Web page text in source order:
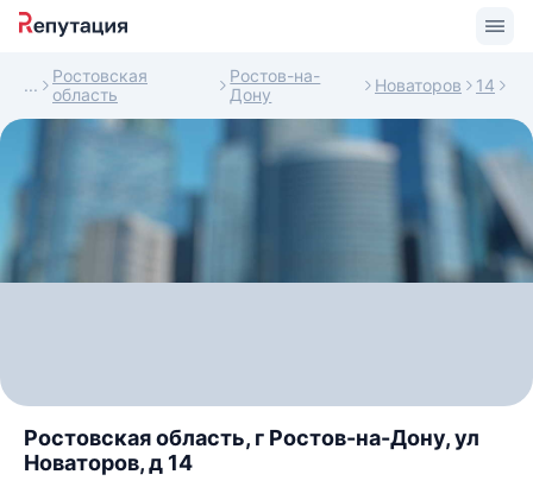
Ростовская
область
Ростов-на-
Дону
Новаторов 14
Ростовская область, г Ростов-на-Дону, ул
Новаторов, д 14